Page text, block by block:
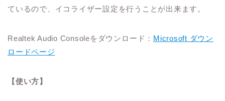
ているので、イコライザー設定を行うことが出来ます。
Realtek Audio Consoleをダウンロード： Microsoft ダウン
ロードページ
【使い方】